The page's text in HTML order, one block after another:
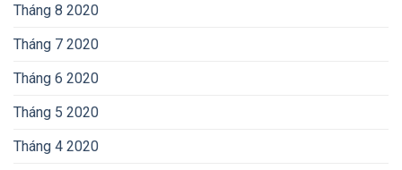
Tháng 8 2020
Tháng 7 2020
Tháng 6 2020
Tháng 5 2020
Tháng 4 2020